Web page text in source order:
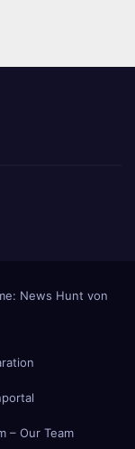
News Hunt von
– Our Team